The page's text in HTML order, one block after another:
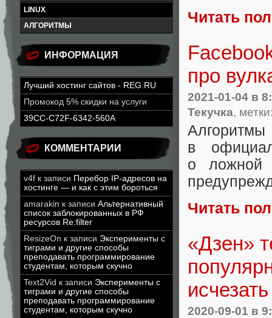
LINUX
АЛГОРИТМЫ
ИНФОРМАЦИЯ
Лучший хостинг сайтов - REG.RU
Промокод 5% скидки на услуги
39CC-C72F-6342-560A
КОММЕНТАРИИ
v4f к записи Перебор IP-адресов на
хостинге — и как с этим бороться
amarakin к записи Альтернативный
список заблокированных в РФ
ресурсов Re:filter
ResizeOn к записи Эксперименты с
тиграми и другие способы
преподавать программирование
студентам, которым скучно
Text2Vid к записи Эксперименты с
тиграми и другие способы
преподавать программирование
студентам, которым скучно
Читать
про
2021-01-04 в
Текучка,
в
о ложной
Читать
«Дзен»
2020-09-01 в